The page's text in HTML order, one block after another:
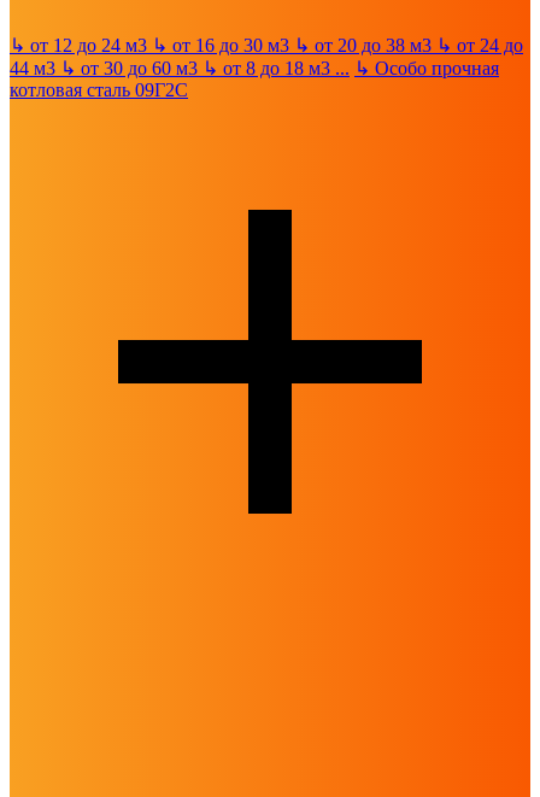
↳ от 12 до 24 м3 ↳ от 16 до 30 м3 ↳ от 20 до 38 м3 ↳ от 24 до
44 м3 ↳ от 30 до 60 м3 ↳ от 8 до 18 м3 ... ↳ Особо прочная
котловая сталь 09Г2С